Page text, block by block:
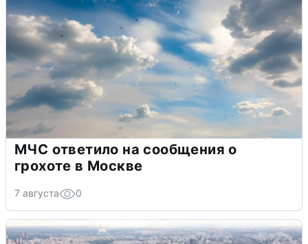
МЧС ответило на сообщения о
грохоте в Москве
7 августа 0